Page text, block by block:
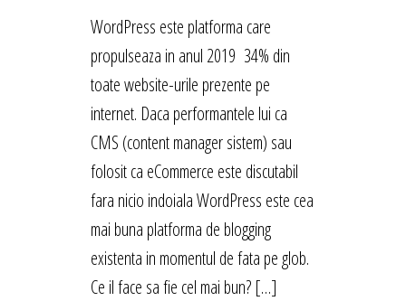
WordPress este platforma care
propulseaza in anul 2019 34% din
toate website-urile prezente pe
internet. Daca performantele lui ca
CMS (content manager sistem) sau
folosit ca eCommerce este discutabil
fara nicio indoiala WordPress este cea
mai buna platforma de blogging
existenta in momentul de fata pe glob.
Ce il face sa fie cel mai bun? […]